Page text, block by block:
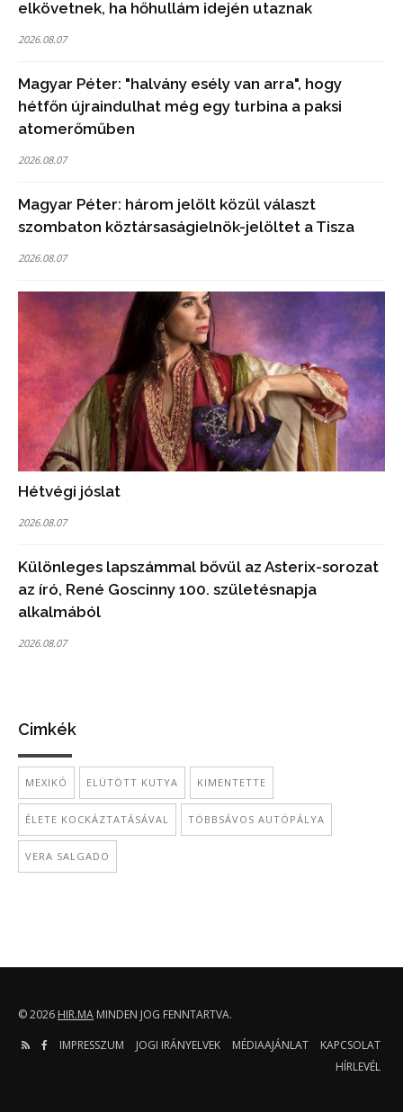
elkövetnek, ha hőhullám idején utaznak
2026.08.07
Magyar Péter: "halvány esély van arra", hogy
hétfőn újraindulhat még egy turbina a paksi
atomerőműben
2026.08.07
Magyar Péter: három jelölt közül választ
szombaton köztársaságielnök-jelöltet a Tisza
2026.08.07
Hétvégi jóslat
2026.08.07
Különleges lapszámmal bővül az Asterix-sorozat
az író, René Goscinny 100. születésnapja
alkalmából
2026.08.07
Cimkék
MEXIKÓ ELÜTÖTT KUTYA KIMENTETTE
ÉLETE KOCKÁZTATÁSÁVAL TÖBBSÁVOS AUTÓPÁLYA
VERA SALGADO
© 2026 HIR.MA MINDEN JOG FENNTARTVA.
IMPRESSZUM
JOGI IRÁNYELVEK MÉDIAAJÁNLAT
KAPCSOLAT
HÍRLEVÉL